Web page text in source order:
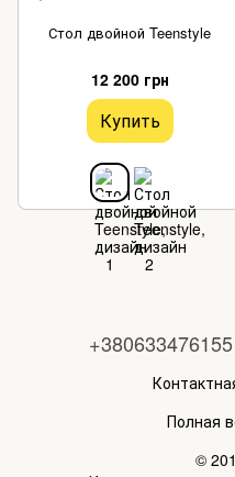
Стол двойной Teenstyle
12 200 грн
Купить
+380633476155
Полная
©